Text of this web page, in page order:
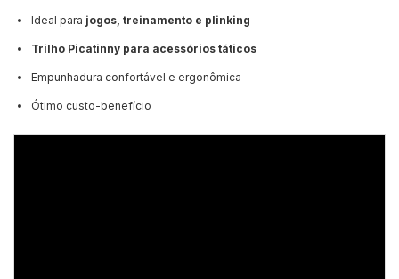
Ideal para jogos, treinamento e plinking
Trilho Picatinny para acessórios táticos
Empunhadura confortável e ergonômica
Ótimo custo-benefício